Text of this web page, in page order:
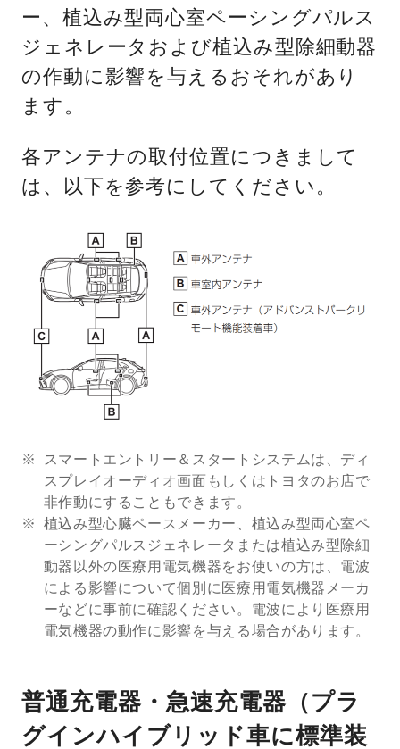
ー、植込み型両心室ペーシングパルス
ジェネレータおよび植込み型除細動器
の作動に影響を与えるおそれがあり
ます。
各アンテナの取付位置につきまして
は、以下を参考にしてください。
スマートエントリー＆スタートシステムは、ディ
スプレイオーディオ画面もしくはトヨタのお店で
非作動にすることもできます。
植込み型心臓ペースメーカー、植込み型両心室ペ
ーシングパルスジェネレータまたは植込み型除細
動器以外の医療用電気機器をお使いの方は、電波
による影響について個別に医療用電気機器メーカ
ーなどに事前に確認ください。電波により医療用
電気機器の動作に影響を与える場合があります。
普通充電器・急速充電器（プラ
グインハイブリッド車に標準装